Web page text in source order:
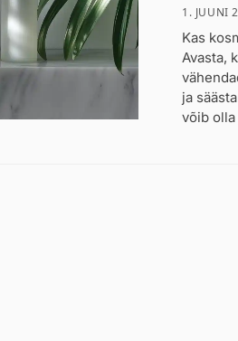
1. JUUNI
Kas
Avasta,
ja
võib olla